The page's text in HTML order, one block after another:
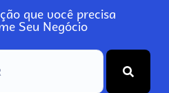
que você precisa
Seu Negócio